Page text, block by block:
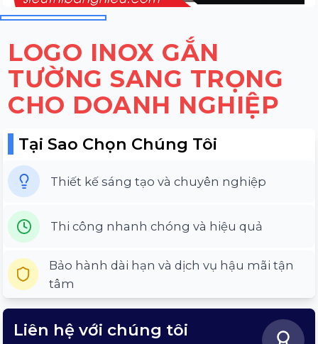
LOGO INOX GẮN
TƯỜNG SANG TRỌNG
CHO DOANH NGHIỆP
Tại Sao Chọn Chúng Tôi
Thiết kế sáng tạo và chuyên nghiệp
Thi công nhanh chóng và hiệu quả
Bảo hành dài hạn và dịch vụ hậu mãi tận
tâm
Liên hệ với chúng tôi